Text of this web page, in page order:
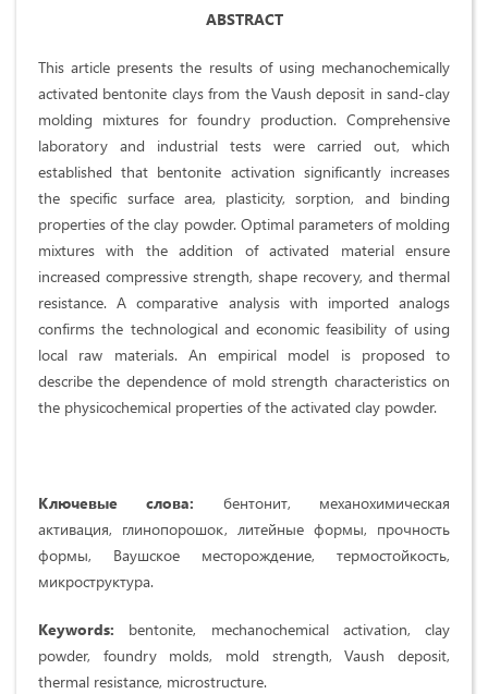
ABSTRACT
This article presents the results of using mechanochemically
activated bentonite clays from the Vaush deposit in sand-clay
molding mixtures for foundry production. Comprehensive
laboratory and industrial tests were carried out, which
established that bentonite activation significantly increases
the specific surface area, plasticity, sorption, and binding
properties of the clay powder. Optimal parameters of molding
mixtures with the addition of activated material ensure
increased compressive strength, shape recovery, and thermal
resistance. A comparative analysis with imported analogs
confirms the technological and economic feasibility of using
local raw materials. An empirical model is proposed to
describe the dependence of mold strength characteristics on
the physicochemical properties of the activated clay powder.
Ключевые слова: бентонит, механохимическая
активация, глинопорошок, литейные формы, прочность
формы, Ваушское месторождение, термостойкость,
микроструктура.
Keywords: bentonite, mechanochemical activation, clay
powder, foundry molds, mold strength, Vaush deposit,
thermal resistance, microstructure.